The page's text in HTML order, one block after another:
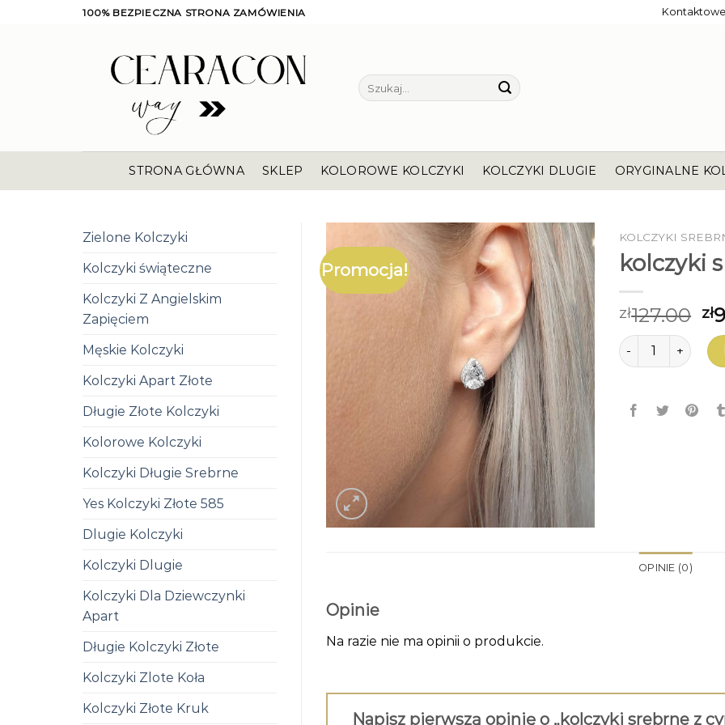
100% BEZPIECZNA STRONA ZAMÓWIENIA Kontaktowe
Szukaj:
STRONA GŁÓWNA SKLEP KOLOROWE KOLCZYKI KOLCZYKI DLUGIE ORYGINALNE
Zielone Kolczyki
Kolczyki świąteczne
Kolczyki Z Angielskim
Zapięciem
Męskie Kolczyki
Kolczyki Apart Złote
Długie Złote Kolczyki
Kolorowe Kolczyki
Kolczyki Długie Srebrne
Yes Kolczyki Złote 585
Dlugie Kolczyki
Kolczyki Dlugie
Kolczyki Dla Dziewczynki
Apart
Długie Kolczyki Złote
Kolczyki Zlote Koła
Kolczyki Złote Kruk
Promocja!
KOLCZYKI
kolczyki
zł127.00 zł
ilość kolczyki
OPINIE (0)
Opinie
Na razie nie ma opinii o produkcie.
Napisz pierwszą opinię o „kolczyki srebrne z